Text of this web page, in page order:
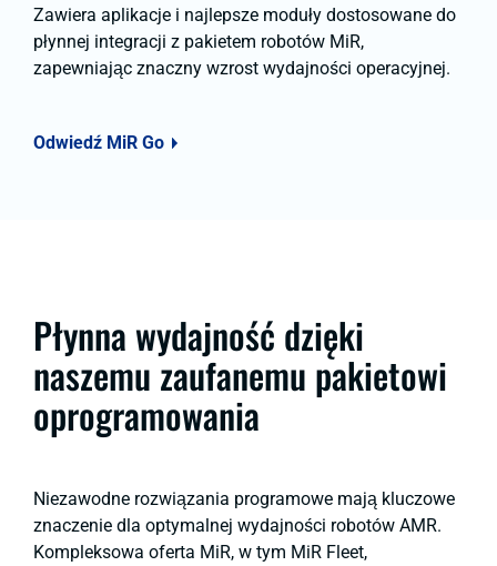
Zawiera aplikacje i najlepsze moduły dostosowane do
płynnej integracji z pakietem robotów MiR,
zapewniając znaczny wzrost wydajności operacyjnej.
Odwiedź MiR Go
Płynna wydajność dzięki
naszemu zaufanemu pakietowi
oprogramowania
Niezawodne rozwiązania programowe mają kluczowe
znaczenie dla optymalnej wydajności robotów AMR.
Kompleksowa oferta MiR, w tym MiR Fleet,